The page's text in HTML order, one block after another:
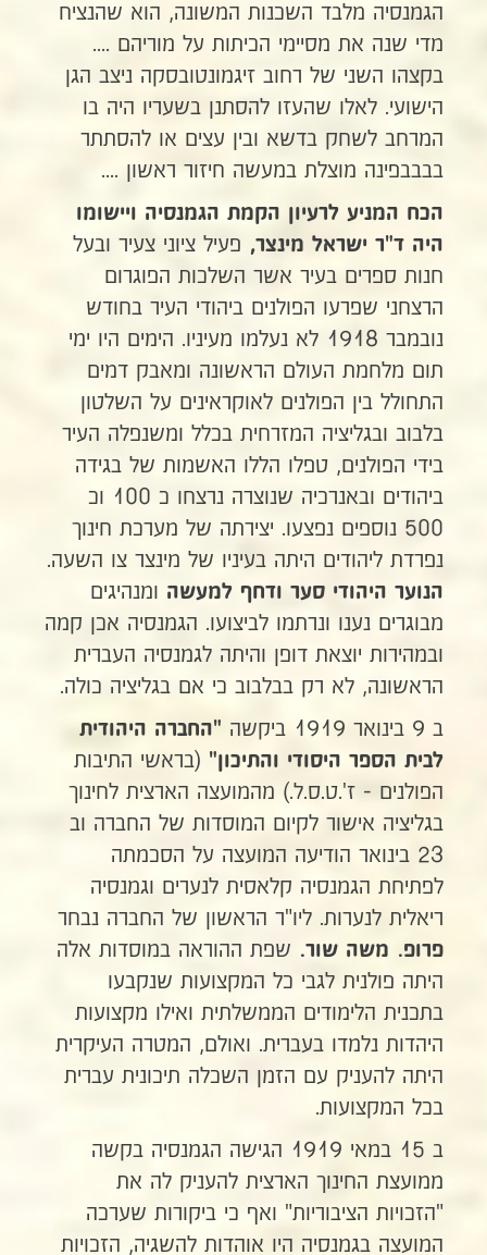
הגמנסיה מלבד השכנות המשונה, הוא שהנציח
מדי שנה את מסיימי הכיתות על מוריהם ....
בקצהו השני של רחוב זיגמונטובסקה ניצב הגן
הישועי. לאלו שהעזו להסתנן בשעריו היה בו
המרחב לשחק בדשא ובין עצים או להסתתר
בבבבפינה מוצלת במעשה חיזור ראשון ....
הכח המניע לרעיון הקמת הגמנסיה ויישומו
היה ד"ר ישראל מינצר, פעיל ציוני צעיר ובעל
חנות ספרים בעיר אשר השלכות הפוגרום
הרצחני שפרעו הפולנים ביהודי העיר בחודש
נובמבר 1918 לא נעלמו מעיניו. הימים היו ימי
תום מלחמת העולם הראשונה ומאבק דמים
התחולל בין הפולנים לאוקראינים על השלטון
בלבוב ובגליציה המזרחית בכלל ומשנפלה העיר
בידי הפולנים, טפלו הללו האשמות של בגידה
ביהודים ובאנרכיה שנוצרה נרצחו כ 100 וכ
500 נוספים נפצעו. יצירתה של מערכת חינוך
נפרדת ליהודים היתה בעיניו של מינצר צו השעה.
הנוער היהודי סער ודחף למעשה ומנהיגים
מבוגרים נענו ונרתמו לביצועו. הגמנסיה אכן קמה
ובמהירות יוצאת דופן והיתה לגמנסיה העברית
הראשונה, לא רק בבלבוב כי אם בגליציה כולה.
ב 9 בינואר 1919 ביקשה
"החברה היהודית
לבית הספר היסודי והתיכון" (בראשי התיבות
הפולנים - ז'.ט.ס.ל.) מהמועצה הארצית לחינוך
בגליציה אישור לקיום המוסדות של החברה וב
23 בינואר הודיעה המועצה על הסכמתה
לפתיחת הגמנסיה קלאסית לנערים וגמנסיה
ריאלית לנערות. ליו"ר הראשון של החברה נבחר
פרופ. משה שור. שפת ההוראה במוסדות אלה
היתה פולנית לגבי כל המקצועות שנקבעו
בתכנית הלימודים הממשלתית ואילו מקצועות
היהדות נלמדו בעברית. ואולם, המטרה העיקרית
היתה להעניק עם הזמן השכלה תיכונית עברית
בכל המקצועות.
ב 15 במאי 1919 הגישה הגמנסיה בקשה
ממועצת החינוך הארצית להעניק לה את
"הזכויות הציבוריות" ואף כי ביקורות שערכה
המועצה בגמנסיה היו אוהדות להשגיה, הזכויות